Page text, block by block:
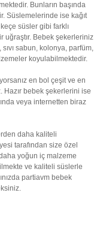
Bunların başında
Süslemelerinde ise kağıt
süsler gibi farklı
uğraştır. Bebek şekerleriniz
sabun, kolonya, parfüm,
koyulabilmektedir.
en bol çeşit ve en
bebek şekerlerini ise
veya internetten biraz
daha kaliteli
tarafından size özel
yoğun iç malzeme
ve kaliteli süslerle
partiavm bebek